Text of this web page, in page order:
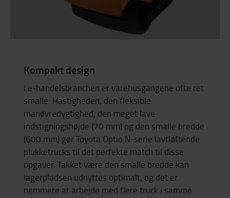
Kompakt design
I e-handelsbranchen er varehusgangene ofte ret
smalle. Hastigheden, den fleksible
manøvredygtighed, den meget lave
indstigningshøjde (70 mm) og den smalle bredde
(600 mm) gør Toyota Optio N-serie lavtløftende
plukketrucks til det perfekte match til disse
opgaver. Takket være den smalle bredde kan
lagerpladsen udnyttes optimalt, og det er
nemmere at arbejde med flere truck i samme